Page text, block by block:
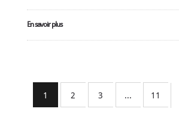
En savoir plus
1 2 3 ... 11